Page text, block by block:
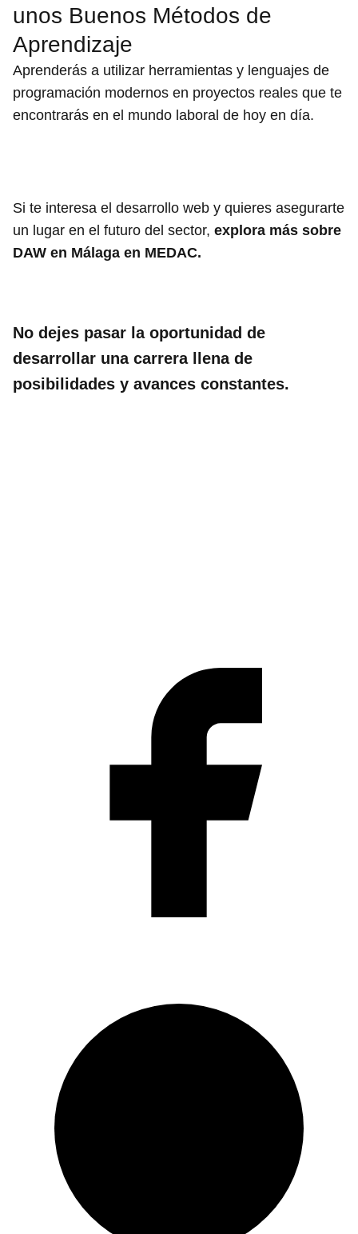
unos Buenos Métodos de
Aprendizaje
Aprenderás a utilizar herramientas y lenguajes de
programación modernos en proyectos reales que te
encontrarás en el mundo laboral de hoy en día.
Si te interesa el desarrollo web y quieres asegurarte
un lugar en el futuro del sector, explora más sobre
DAW en Málaga en MEDAC.
No dejes pasar la oportunidad de
desarrollar una carrera llena de
posibilidades y avances constantes.